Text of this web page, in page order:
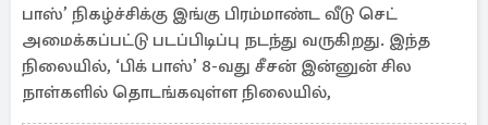
பாஸ்’ நிகழ்ச்சிக்கு இங்கு பிரம்மாண்ட வீடு செட்
அமைக்கப்பட்டு படப்பிடிப்பு நடந்து வருகிறது. இந்த
நிலையில், ‘பிக் பாஸ்’ 8-வது சீசன் இன்னுன் சில
நாள்களில் தொடங்கவுள்ள நிலையில்,